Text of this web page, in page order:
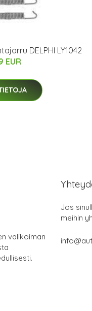
DELPHI LY1042
EUR
valikoiman
Jos
meihin